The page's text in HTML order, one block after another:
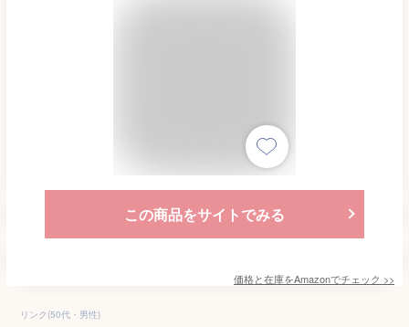
この商品をサイトでみる
価格と在庫をAmazonでチェック >>
リンク(50代・男性)